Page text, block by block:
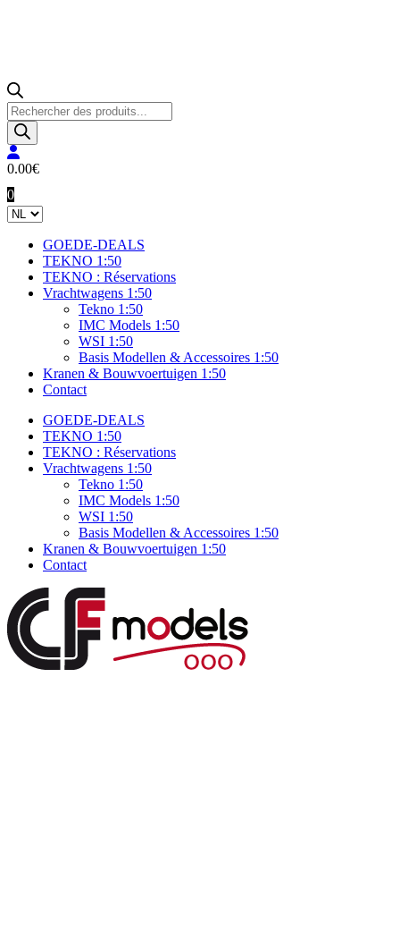
Producten
zoeken
0.00€
0
GOEDE-DEALS
TEKNO 1:50
TEKNO : Réservations
Vrachtwagens 1:50
Tekno 1:50
IMC Models 1:50
WSI 1:50
Basis Modellen & Accessoires 1:50
Kranen & Bouwvoertuigen 1:50
Contact
GOEDE-DEALS
TEKNO 1:50
TEKNO : Réservations
Vrachtwagens 1:50
Tekno 1:50
IMC Models 1:50
WSI 1:50
Basis Modellen & Accessoires 1:50
Kranen & Bouwvoertuigen 1:50
Contact